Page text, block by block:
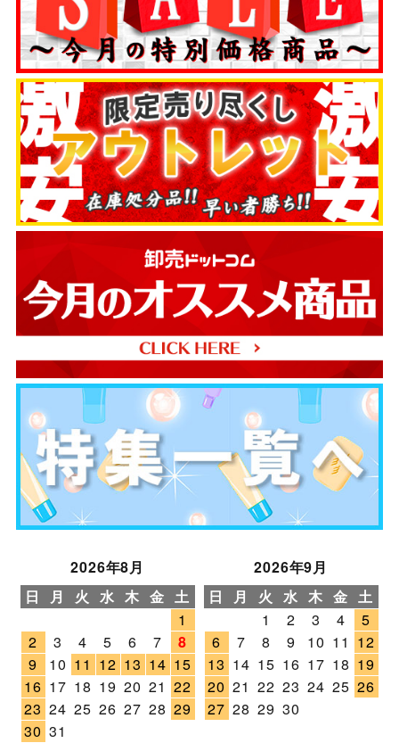
2026年8月
日
月 火 水 木 金 土
1
2
3 4 5 6 7
8
9
10 11 12 13 14 15
16 17 18 19 20 21 22
23 24 25 26 27 28 29
30 31
2026年9月
日
月 火 水 木 金 土
1
2 3 4
5
6
7 8 9 10 11 12
13 14 15 16 17 18 19
20 21 22 23 24 25 26
27 28 29 30